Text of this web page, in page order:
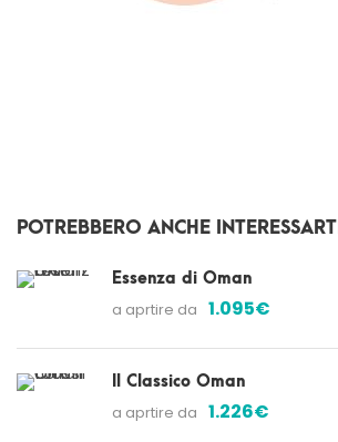
POTREBBERO ANCHE INTERESSARTI
Essenza di Oman
a aprtire da 1.095€
Il Classico Oman
a aprtire da 1.226€